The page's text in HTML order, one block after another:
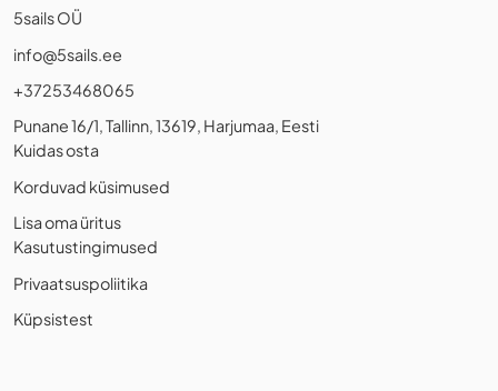
5sails OÜ
info@5sails.ee
+37253468065
Punane 16/1, Tallinn, 13619, Harjumaa, Eesti
Kuidas osta
Korduvad küsimused
Lisa oma üritus
Kasutustingimused
Privaatsuspoliitika
Küpsistest